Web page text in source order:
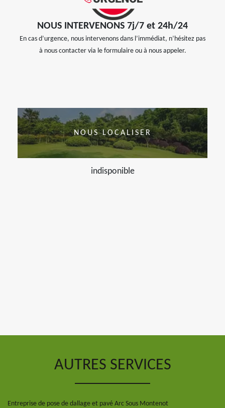
NOUS INTERVENONS 7j/7 et 24h/24
En cas d’urgence, nous intervenons dans l’immédiat, n’hésitez pas
à nous contacter via le formulaire ou à nous appeler.
NOUS LOCALISER
indisponible
AUTRES SERVICES
Entreprise de pose de dallage et pavé Arc Sous Montenot